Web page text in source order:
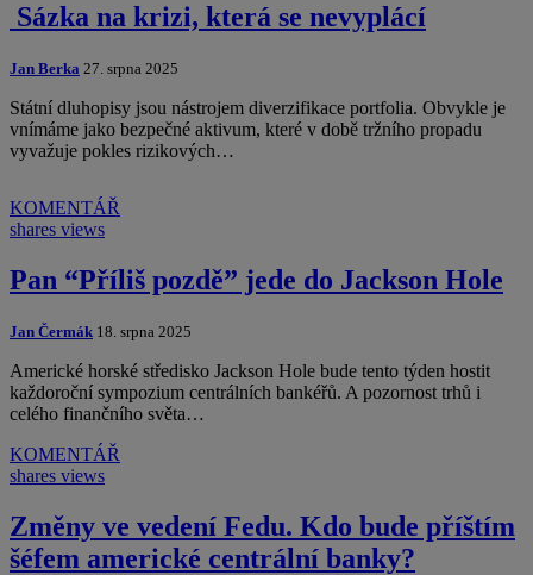
Sázka na krizi, která se nevyplácí
Jan Berka 27. srpna 2025
Státní dluhopisy jsou nástrojem diverzifikace portfolia. Obvykle je
vnímáme jako bezpečné aktivum, které v době tržního propadu
vyvažuje pokles rizikových…
KOMENTÁŘ
shares views
Pan “Příliš pozdě” jede do Jackson Hole
Jan Čermák 18. srpna 2025
Americké horské středisko Jackson Hole bude tento týden hostit
každoroční sympozium centrálních bankéřů. A pozornost trhů i
celého finančního světa…
KOMENTÁŘ
shares views
Změny ve vedení Fedu. Kdo bude příštím
šéfem americké centrální banky?